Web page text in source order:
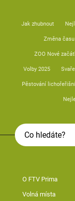
Jak zhubnout
Změna času
ZOO Nové
Volby 2025
Pěstování
O FTV Prima
Volná místa